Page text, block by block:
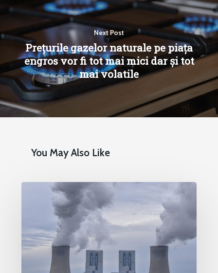
Next Post
Prețurile gazelor naturale pe piața
engros vor fi tot mai mici dar și tot
mai volatile
You May Also Like